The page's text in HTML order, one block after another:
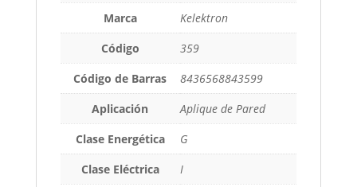
Marca
Kelektron
Código
359
Código de Barras
8436568843599
Aplicación
Aplique de Pared
Clase Energética
G
Clase Eléctrica
I